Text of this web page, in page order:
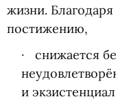
жизни.
постижению,
снижается
и